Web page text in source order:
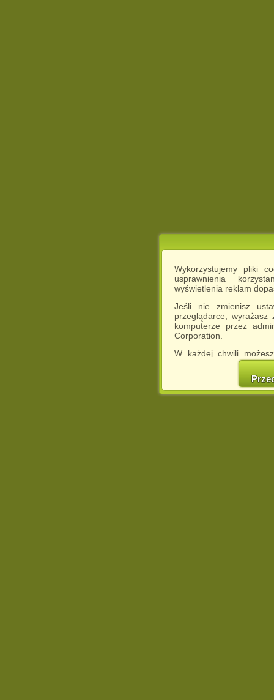
Wykorzystujemy pliki
usprawnienia
wyświetlenia reklam
Jeśli nie zmienisz
przeglądarce,
komputerze przez
Corporation.
W każdej chwili
cookies w swojej
w naszej
http://chomikuj.pl/